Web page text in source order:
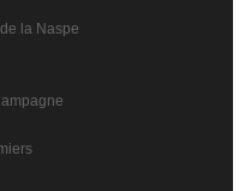
la Naspe